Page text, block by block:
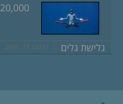
20,000 מיל מתחת לגל
גלישת גלים דצמבר 13, 2019